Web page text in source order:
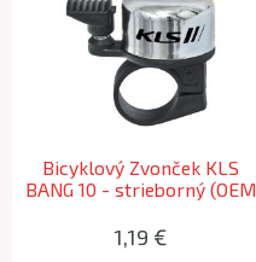
Bicyklový Zvonček KLS
BANG 10 - strieborný (OEM
1,19 €